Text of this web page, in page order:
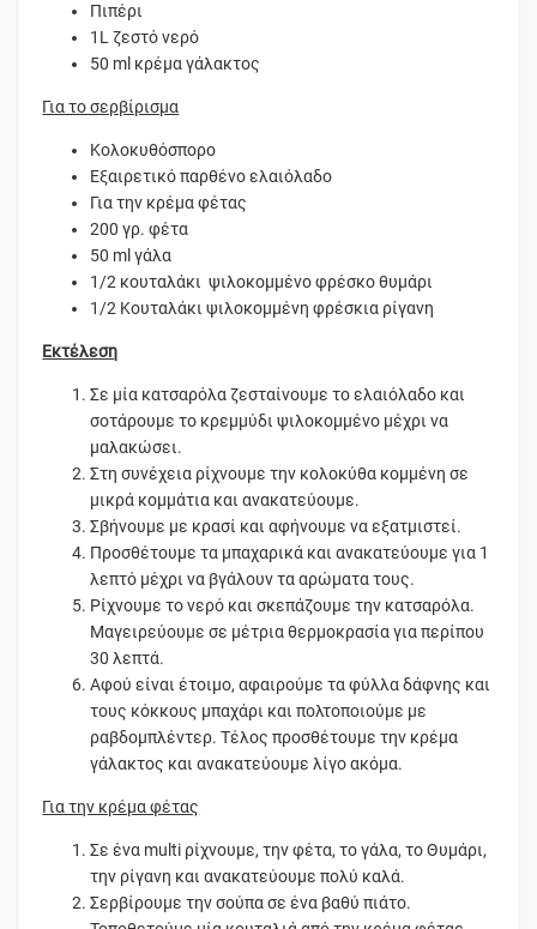
Πιπέρι
1L ζεστό νερό
50 ml κρέμα γάλακτος
Για το σερβίρισμα
Κολοκυθόσπορο
Εξαιρετικό παρθένο ελαιόλαδο
Για την κρέμα φέτας
200 γρ. φέτα
50 ml γάλα
1/2 κουταλάκι ψιλοκομμένο φρέσκο θυμάρι
1/2 Κουταλάκι ψιλοκομμένη φρέσκια ρίγανη
Εκτέλεση
Σε μία κατσαρόλα ζεσταίνουμε το ελαιόλαδο και
σοτάρουμε το κρεμμύδι ψιλοκομμένο μέχρι να
μαλακώσει.
Στη συνέχεια ρίχνουμε την κολοκύθα κομμένη σε
μικρά κομμάτια και ανακατεύουμε.
Σβήνουμε με κρασί και αφήνουμε να εξατμιστεί.
Προσθέτουμε τα μπαχαρικά και ανακατεύουμε για 1
λεπτό μέχρι να βγάλουν τα αρώματα τους.
Ρίχνουμε το νερό και σκεπάζουμε την κατσαρόλα.
Μαγειρεύουμε σε μέτρια θερμοκρασία για περίπου
30 λεπτά.
Αφού είναι έτοιμο, αφαιρούμε τα φύλλα δάφνης και
τους κόκκους μπαχάρι και πολτοποιούμε με
ραβδομπλέντερ. Τέλος προσθέτουμε την κρέμα
γάλακτος και ανακατεύουμε λίγο ακόμα.
Για την κρέμα φέτας
Σε ένα multi ρίχνουμε, την φέτα, το γάλα, το Θυμάρι,
την ρίγανη και ανακατεύουμε πολύ καλά.
Σερβίρουμε την σούπα σε ένα βαθύ πιάτο.